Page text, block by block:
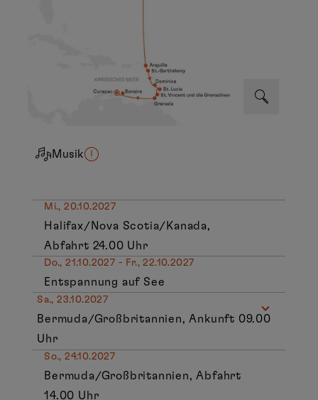
Musik
Mi., 20.10.2027
Halifax/Nova Scotia/Kanada,
Abfahrt 24.00 Uhr
Do., 21.10.2027 - Fr., 22.10.2027
Entspannung auf See
Sa., 23.10.2027
Bermuda/Großbritannien, Ankunft 09.00
Uhr
So., 24.10.2027
Bermuda/Großbritannien, Abfahrt
14.00 Uhr